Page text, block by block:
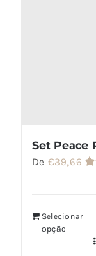
Set Peace
De €39,66
Selecionar
opção